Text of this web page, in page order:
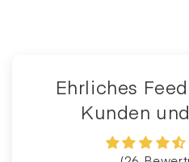
Ehrliches
Kunden